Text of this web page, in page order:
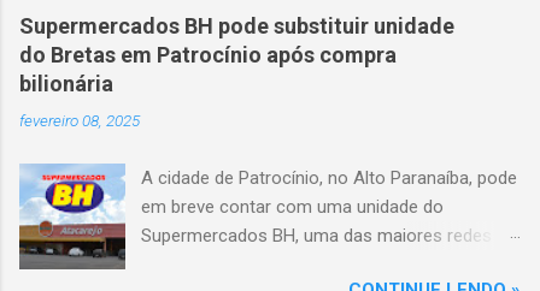
veículo, atravessou o canteiro central e
capotou em uma alça de acesso. Entre as
vítimas fatais, há duas crianças de
Supermercados BH pode substituir unidade
do Bretas em Patrocínio após compra
bilionária
fevereiro 08, 2025
A cidade de Patrocínio, no Alto Paranaíba, pode
em breve contar com uma unidade do
Supermercados BH, uma das maiores redes do